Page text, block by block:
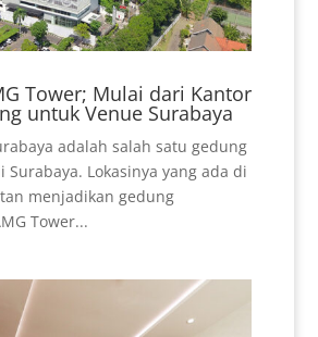
Tower; Mulai dari Kantor
untuk Venue Surabaya
adalah salah satu gedung
Surabaya. Lokasinya yang ada di
menjadikan gedung
Tower...